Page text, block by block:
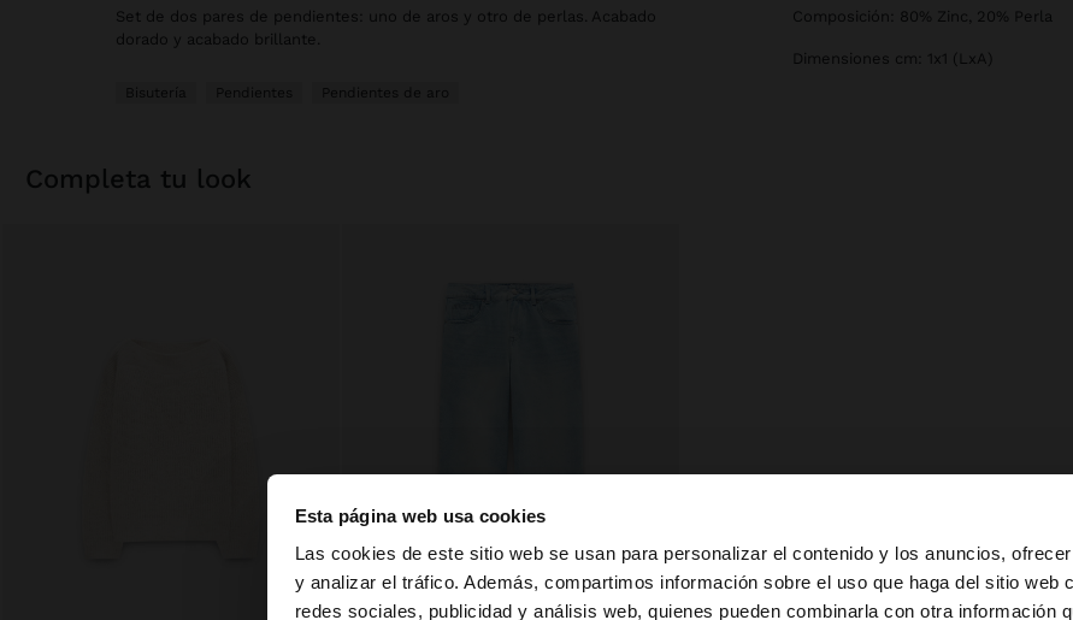
Esta página web usa cookies
Las cookies de este sitio web se usan para personalizar el contenido y los anuncios,
y analizar el tráfico. Además, compartimos información sobre el uso que haga del sitio web
redes sociales, publicidad y análisis web, quienes pueden combinarla con otra información
hola
Set de dos pares de pendientes: uno de aros y otro de perlas. Acabado
dorado y acabado brillante.
Bisutería Pendientes Pendientes de aro
Composición: 80% Zinc, 20% Perla
Dimensiones cm: 1x1 (LxA)
completa tu look